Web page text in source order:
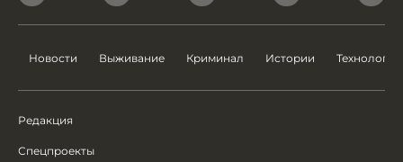
Новости Выживание Криминал Истории Технологии
Редакция
Спецпроекты